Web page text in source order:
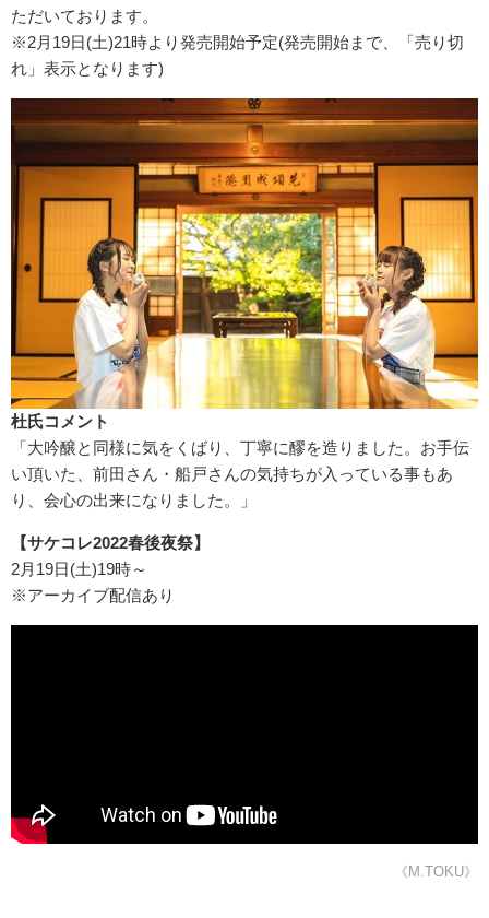
ただいております。
※2月19日(土)21時より発売開始予定(発売開始まで、「売り切
れ」表示となります)
杜氏コメント
「大吟醸と同様に気をくばり、丁寧に醪を造りました。お手伝
い頂いた、前田さん・船戸さんの気持ちが入っている事もあ
り、会心の出来になりました。」
【サケコレ2022春後夜祭】
2月19日(土)19時～
※アーカイブ配信あり
《M.TOKU》